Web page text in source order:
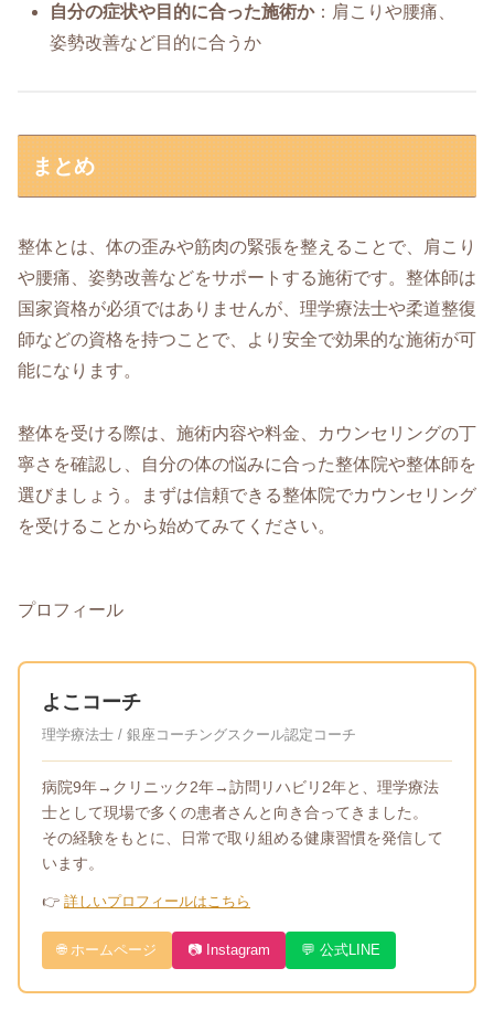
自分の症状や目的に合った施術か：肩こりや腰痛、
姿勢改善など目的に合うか
まとめ
整体とは、体の歪みや筋肉の緊張を整えることで、肩こり
や腰痛、姿勢改善などをサポートする施術です。整体師は
国家資格が必須ではありませんが、理学療法士や柔道整復
師などの資格を持つことで、より安全で効果的な施術が可
能になります。
整体を受ける際は、施術内容や料金、カウンセリングの丁
寧さを確認し、自分の体の悩みに合った整体院や整体師を
選びましょう。まずは信頼できる整体院でカウンセリング
を受けることから始めてみてください。
プロフィール
よこコーチ
理学療法士 / 銀座コーチングスクール認定コーチ
病院9年→クリニック2年→訪問リハビリ2年と、理学療法
士として現場で多くの患者さんと向き合ってきました。
その経験をもとに、日常で取り組める健康習慣を発信して
います。
👉 詳しいプロフィールはこちら
🌐 ホームページ 📷 Instagram 💬 公式LINE